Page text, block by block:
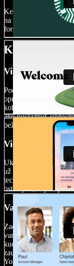
Keď je vaše video
na tlačidlo Exportovať
formát videa tak, aby
Kedy použiť
Videá o
Podeľte sa o svoje
opravách a
kohútika až po
ako poskytnúť
bežné domáce úlohy s
Videá o tvorení
Ukážte svoju
už ide o podrobný
techniky, DIY videá
ostatných, aby sa
Varenie a pečenie
Zachyťte podstatu
varení a pečení. Od
kuchárskych techník
zaujať publikum a
YouTube kanáli.